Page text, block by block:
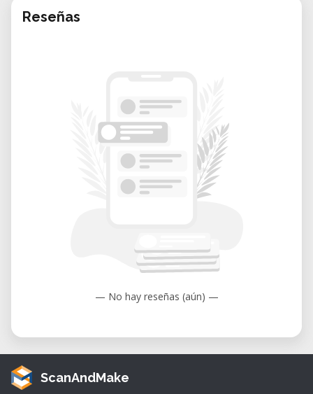
• Kosten: CHF 30 für Nichtmitglieder, CHF 10
Weiterführendes Erklärvideo:
„HOW TO SLA?! – Wie funktionieren Resin-
Drucker?“ (YouTube)
Das Resin-3D-Druckverfahren (SLA/DLP)
ermöglicht dank flüssigem Harz und UV-
Licht extrem feine Details und glatte
diesem Kurs bist du bestens vorbereitet, um
eigene Projekte sicher und erfolgreich
umzusetzen.
sein!
Reseñas
— No hay reseñas (aún) —
ScanAndMake